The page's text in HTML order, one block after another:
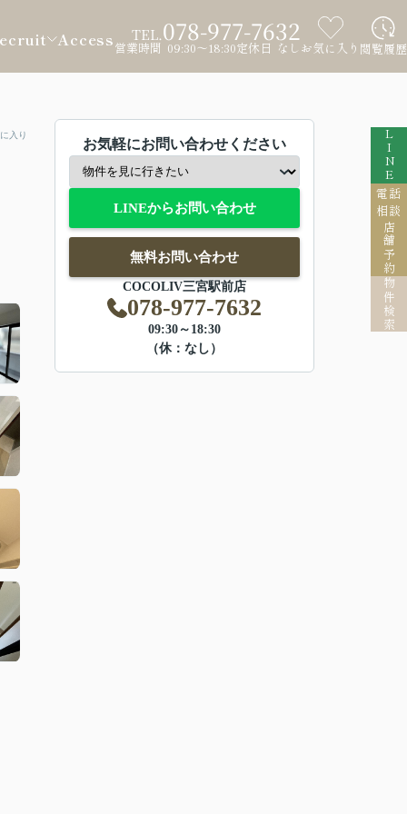
Access TEL.078-977-7632
営業時間 09:30～18:30定休日 なし お気に入り 閲覧履歴
LINE
電話
相談
店舗予約
物件検索
入り
お気軽にお問い合わせください
LINEからお問い合わせ
無料お問い合わせ
COCOLIV三宮駅前店
078-977-7632
09:30～18:30
（休：なし）